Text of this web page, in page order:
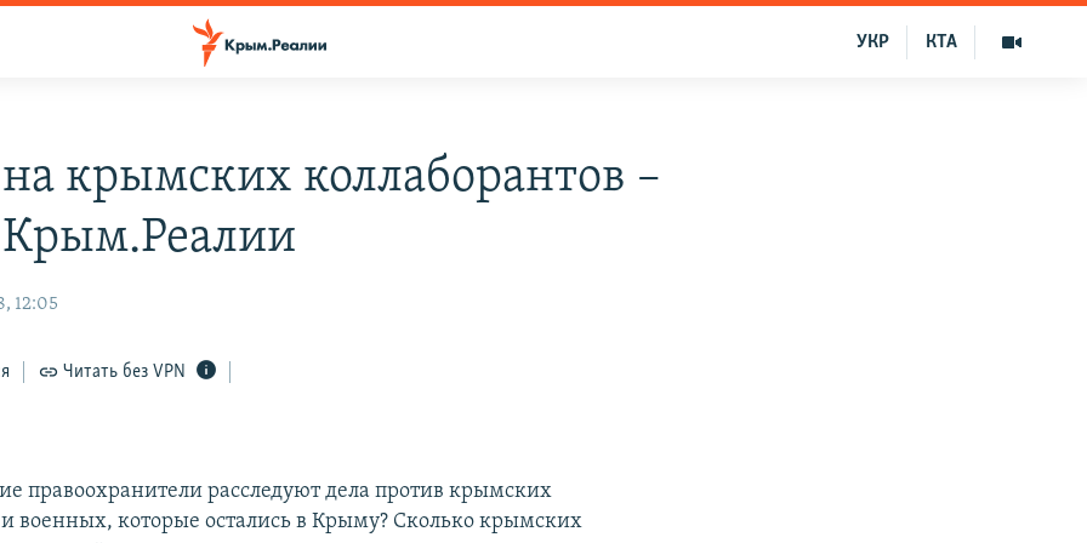
КТА
УКР
крымских коллаборантов –
12:05
Читать без VPN
правоохранители расследуют дела против крымских
военных, которые остались в Крыму? Сколько крымских